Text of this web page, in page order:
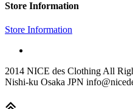
Store Information
Store Information
2014 NICE des Clothing All
Nishi-ku Osaka JPN